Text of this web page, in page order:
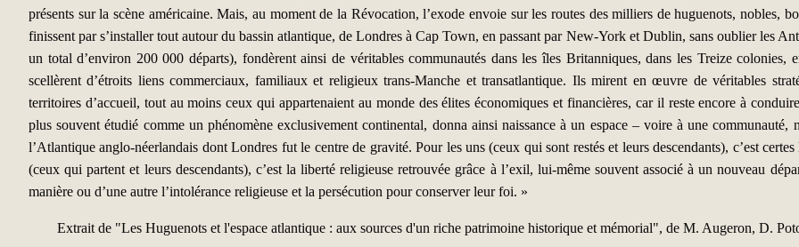
présents sur la scène américaine. Mais, au moment de la Révocation, l’exode envoie sur les routes des milliers de huguenots, nobles,
finissent par s’installer tout autour du bassin atlantique, de Londres à Cap Town, en passant par New-York et Dublin, sans oublier les
un total d’environ 200 000 départs), fondèrent ainsi de véritables communautés dans les îles Britanniques, dans les Treize
scellèrent d’étroits liens commerciaux, familiaux et religieux trans-Manche et transatlantique. Ils mirent en œuvre de véritables
territoires d’accueil, tout au moins ceux qui appartenaient au monde des élites économiques et financières, car il reste encore à
plus souvent étudié comme un phénomène exclusivement continental, donna ainsi naissance à un espace – voire à une communauté,
l’Atlantique anglo-néerlandais dont Londres fut le centre de gravité. Pour les uns (ceux qui sont restés et leurs descendants), c’est
(ceux qui partent et leurs descendants), c’est la liberté religieuse retrouvée grâce à l’exil, lui-même souvent associé à un nouveau
manière ou d’une autre l’intolérance religieuse et la persécution pour conserver leur foi. »
Extrait de "Les Huguenots et l'espace atlantique : aux sources d'un riche patrimoine historique et mémorial", de M. Augeron, D.